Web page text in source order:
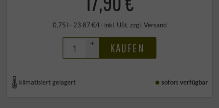
0,75 l · 23,87 €/l · inkl. USt, zzgl. Versand
+
–
KAUFEN
klimatisiert gelagert sofort verfügbar